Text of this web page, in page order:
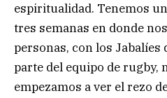
espiritualidad. Tenemos
tres semanas en donde
personas, con los
parte del equipo de rugby,
empezamos a ver el rezo